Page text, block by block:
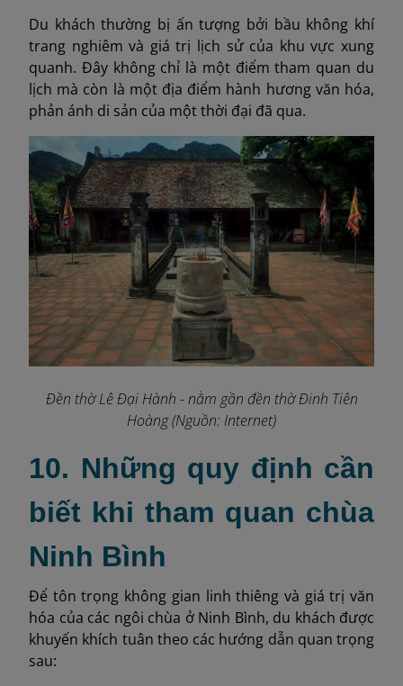
Du khách thường bị ấn tượng bởi bầu không khí
trang nghiêm và giá trị lịch sử của khu vực xung
quanh. Đây không chỉ là một điểm tham quan du
lịch mà còn là một địa điểm hành hương văn hóa,
phản ánh di sản của một thời đại đã qua.
Đền thờ Lê Đại Hành - nằm gần đền thờ Đinh Tiên
Hoàng (Nguồn: Internet)
10. Những quy định cần
biết khi tham quan chùa
Ninh Bình
Để tôn trọng không gian linh thiêng và giá trị văn
hóa của các ngôi chùa ở Ninh Bình, du khách được
khuyến khích tuân theo các hướng dẫn quan trọng
sau: